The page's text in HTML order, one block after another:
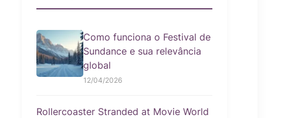
Como funciona o Festival de
Sundance e sua relevância
global
12/04/2026
Rollercoaster Stranded at Movie World